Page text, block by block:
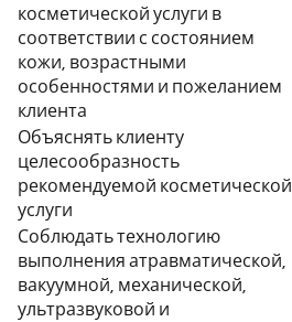
косметической услуги в
соответствии с состоянием
кожи, возрастными
особенностями и пожеланием
клиента
Объяснять клиенту
целесообразность
рекомендуемой косметической
услуги
Соблюдать технологию
выполнения атравматической,
вакуумной, механической,
ультразвуковой и